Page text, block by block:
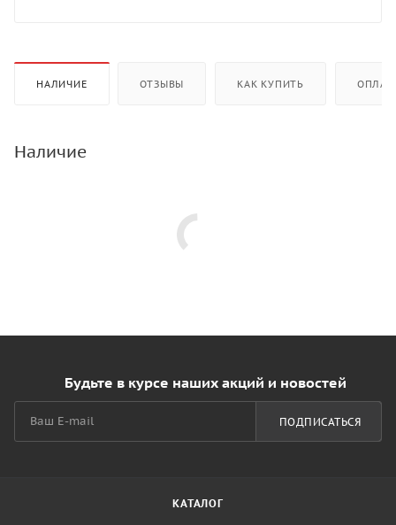
НАЛИЧИЕ ОТЗЫВЫ КАК КУПИТЬ
Наличие
Будьте в курсе наших акций и новостей
ПОДПИСАТЬСЯ
КАТАЛОГ